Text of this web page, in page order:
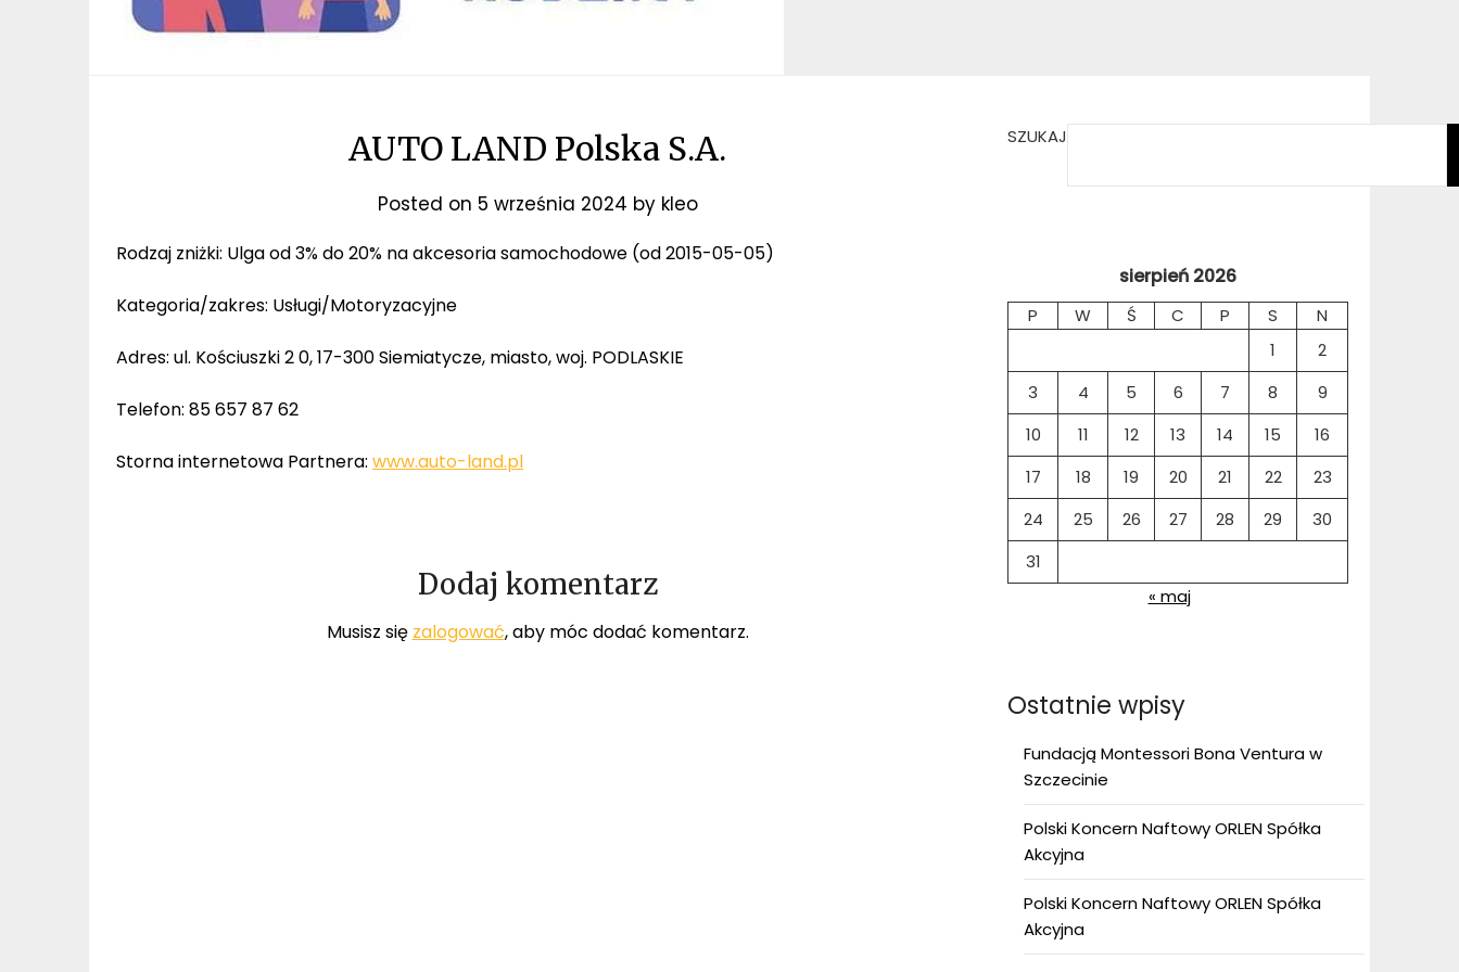
AUTO LAND Polska S.A.
Posted on 5 września 2024 by kleo
Rodzaj zniżki: Ulga od 3% do 20% na akcesoria samochodowe (od 2015-05-05)
Kategoria/zakres: Usługi/Motoryzacyjne
Adres: ul. Kościuszki 2 0, 17-300 Siemiatycze, miasto, woj. PODLASKIE
Telefon: 85 657 87 62
Storna internetowa Partnera: www.auto-land.pl
Dodaj komentarz
Musisz się zalogować, aby móc dodać komentarz.
SZUKAJ
sierpień 2026
P W Ś C P S
N
1
2
3
4 5 6 7 8
9
10
11 12 13 14 15
16
17
18 19 20 21 22
23
24
25 26 27 28 29
30
31
« maj
Ostatnie wpisy
Fundacją Montessori Bona Ventura w
Szczecinie
Polski Koncern Naftowy ORLEN Spółka
Akcyjna
Polski Koncern Naftowy ORLEN Spółka
Akcyjna